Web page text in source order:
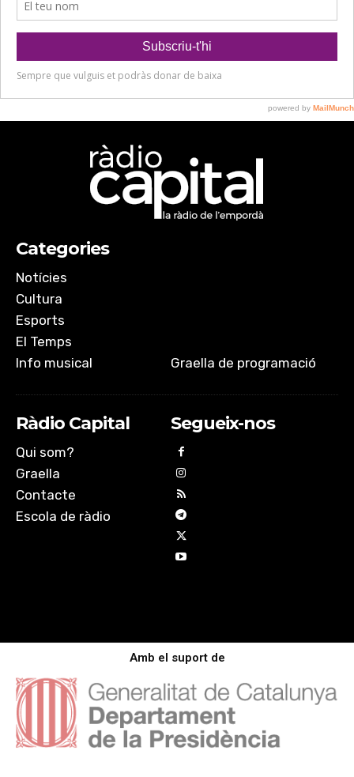
Categories
Notícies
Cultura
Esports
El Temps
Info musical
Graella de programació
Ràdio Capital
Qui som?
Graella
Contacte
Escola de ràdio
Segueix-nos
Amb el suport de